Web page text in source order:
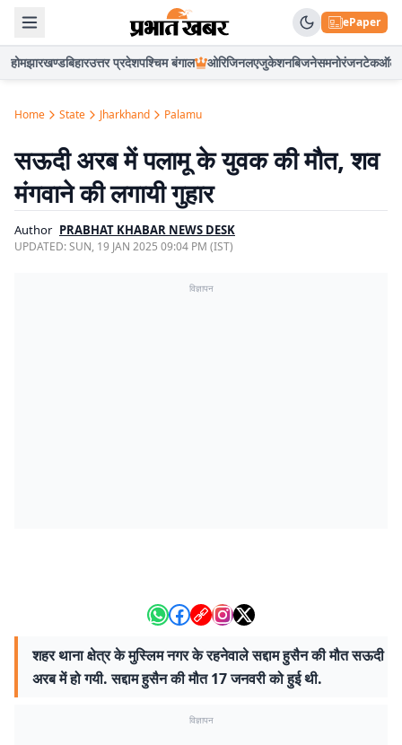
ePaper
होमझारखण्डबिहारउत्तर प्रदेशपश्चिम बंगाल ओरिजिनलएजुकेशनबिजनेसमनोरंजनटेकऑटो
Home State Jharkhand Palamu
सऊदी अरब में पलामू के युवक की मौत, शव
मंगवाने की लगायी गुहार
Author PRABHAT KHABAR NEWS DESK
UPDATED:SUN, 19 JAN 2025 09:04 PM (IST)
विज्ञापन
शहर थाना क्षेत्र के मुस्लिम नगर के रहनेवाले सद्दाम हुसैन की मौत सऊदी
अरब में हो गयी. सद्दाम हुसैन की मौत 17 जनवरी को हुई थी.
विज्ञापन